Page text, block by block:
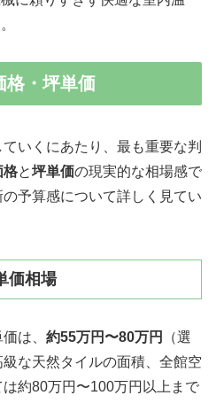
格・坪単価
いくにあたり、最も重要な判
格と坪単価の現実的な相場感で
予算感について詳しく見てい
価相場
は、 約55万円〜80万円
（選
な天然タイルの面積、全館空
約80万円〜100万円以上まで